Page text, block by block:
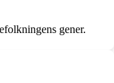
gener.